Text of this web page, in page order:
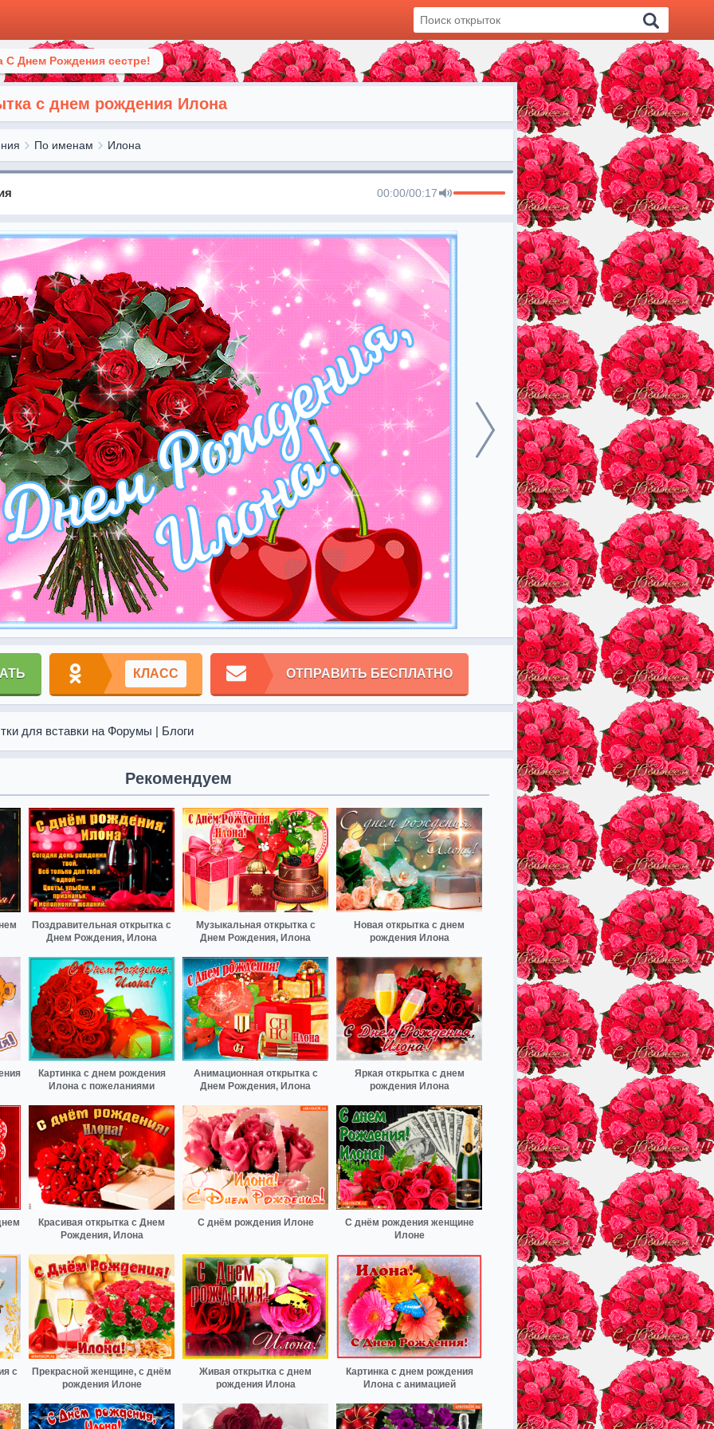
С Днем Рождения сестре!
с днем рождения Илона
По именам Илона
00:00/00:17
КЛАСС ОТПРАВИТЬ БЕСПЛАТНО
для вставки на Форумы | Блоги
Рекомендуем
Поздравительная открытка с
Днем Рождения, Илона
Музыкальная открытка с
Днем Рождения, Илона
Новая открытка с днем
рождения Илона
Картинка с днем рождения
Илона с пожеланиями
Анимационная открытка с
Днем Рождения, Илона
Яркая открытка с днем
рождения Илона
Красивая открытка с Днем
Рождения, Илона
С днём рождения Илоне
С днём рождения женщине
Илоне
с
Прекрасной женщине, с днём
рождения Илоне
Живая открытка с днем
рождения Илона
Картинка с днем рождения
Илона с анимацией